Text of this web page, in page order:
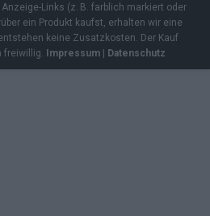
Links (z. B. farblich markiert oder
ein Produkt kaufst, erhalten wir eine
keine Zusatzkosten. Der Kauf
freiwillig.
Impressum Datenschutz